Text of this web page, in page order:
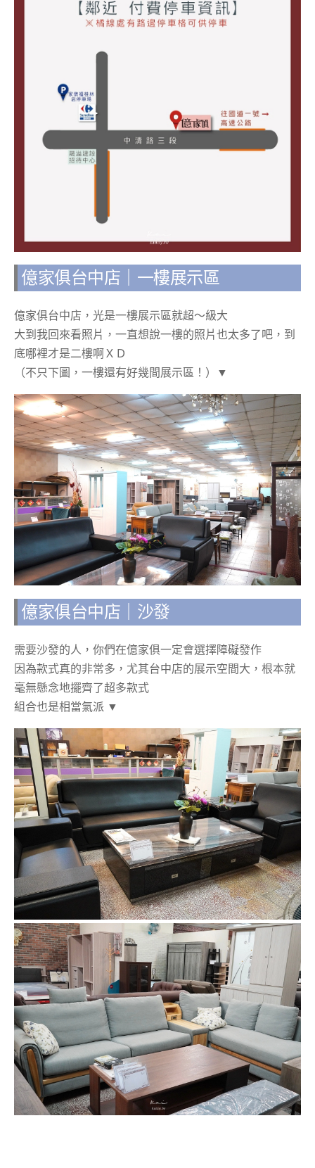
億家俱台中店｜一樓展示區
億家俱台中店，光是一樓展示區就超～級大
大到我回來看照片，一直想說一樓的照片也太多了吧，到
底哪裡才是二樓啊ＸＤ
（不只下圖，一樓還有好幾間展示區！）▼
億家俱台中店｜沙發
需要沙發的人，你們在億家俱一定會選擇障礙發作
因為款式真的非常多，尤其台中店的展示空間大，根本就
毫無懸念地擺齊了超多款式
組合也是相當氣派 ▼